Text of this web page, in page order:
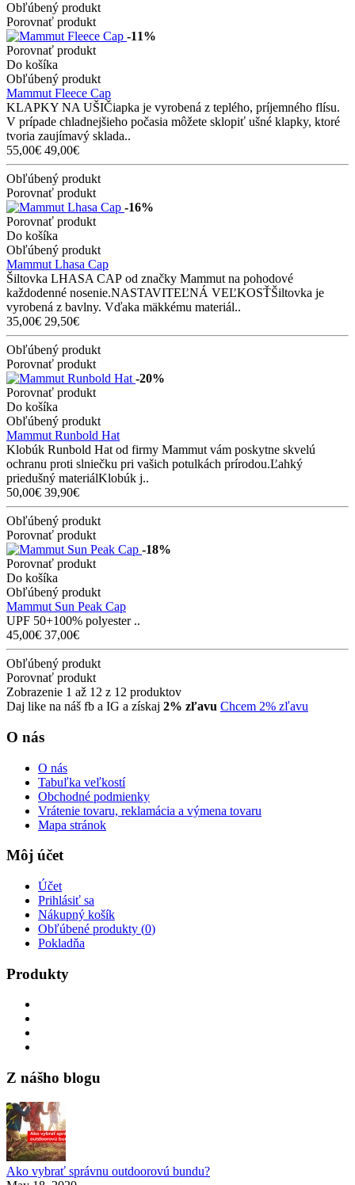
Obľúbený produkt
Porovnať produkt
-11%
Porovnať produkt
Do košíka
Obľúbený produkt
Mammut Fleece Cap
KLAPKY NA UŠIČiapka je vyrobená z teplého, príjemného flísu.
V prípade chladnejšieho počasia môžete sklopiť ušné klapky, ktoré
tvoria zaujímavý sklada..
55,00€ 49,00€
Obľúbený produkt
Porovnať produkt
-16%
Porovnať produkt
Do košíka
Obľúbený produkt
Mammut Lhasa Cap
Šiltovka LHASA CAP od značky Mammut na pohodové
každodenné nosenie.NASTAVITEĽNÁ VEĽKOSŤŠiltovka je
vyrobená z bavlny. Vďaka mäkkému materiál..
35,00€ 29,50€
Obľúbený produkt
Porovnať produkt
-20%
Porovnať produkt
Do košíka
Obľúbený produkt
Mammut Runbold Hat
Klobúk Runbold Hat od firmy Mammut vám poskytne skvelú
ochranu proti slniečku pri vašich potulkách prírodou.Ľahký
priedušný materiálKlobúk j..
50,00€ 39,90€
Obľúbený produkt
Porovnať produkt
-18%
Porovnať produkt
Do košíka
Obľúbený produkt
Mammut Sun Peak Cap
UPF 50+100% polyester ..
45,00€ 37,00€
Obľúbený produkt
Porovnať produkt
Zobrazenie 1 až 12 z 12 produktov
Daj like na náš fb a IG a získaj 2% zľavu Chcem 2% zľavu
O nás
O nás
Tabuľka veľkostí
Obchodné podmienky
Vrátenie tovaru, reklamácia a výmena tovaru
Mapa stránok
Môj účet
Účet
Prihlásiť sa
Nákupný košík
Obľúbené produkty (0)
Pokladňa
Produkty
Z nášho blogu
Ako vybrať správnu outdoorovú bundu?